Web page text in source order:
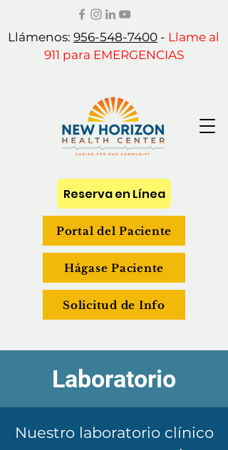
Llámenos: 956-548-7400 - Llame al
911 para EMERGENCIAS
Portal del Paciente
Hágase Paciente
Solicitud de Info
Reserva en Línea
Laboratorio
​Nuestro laboratorio clínico